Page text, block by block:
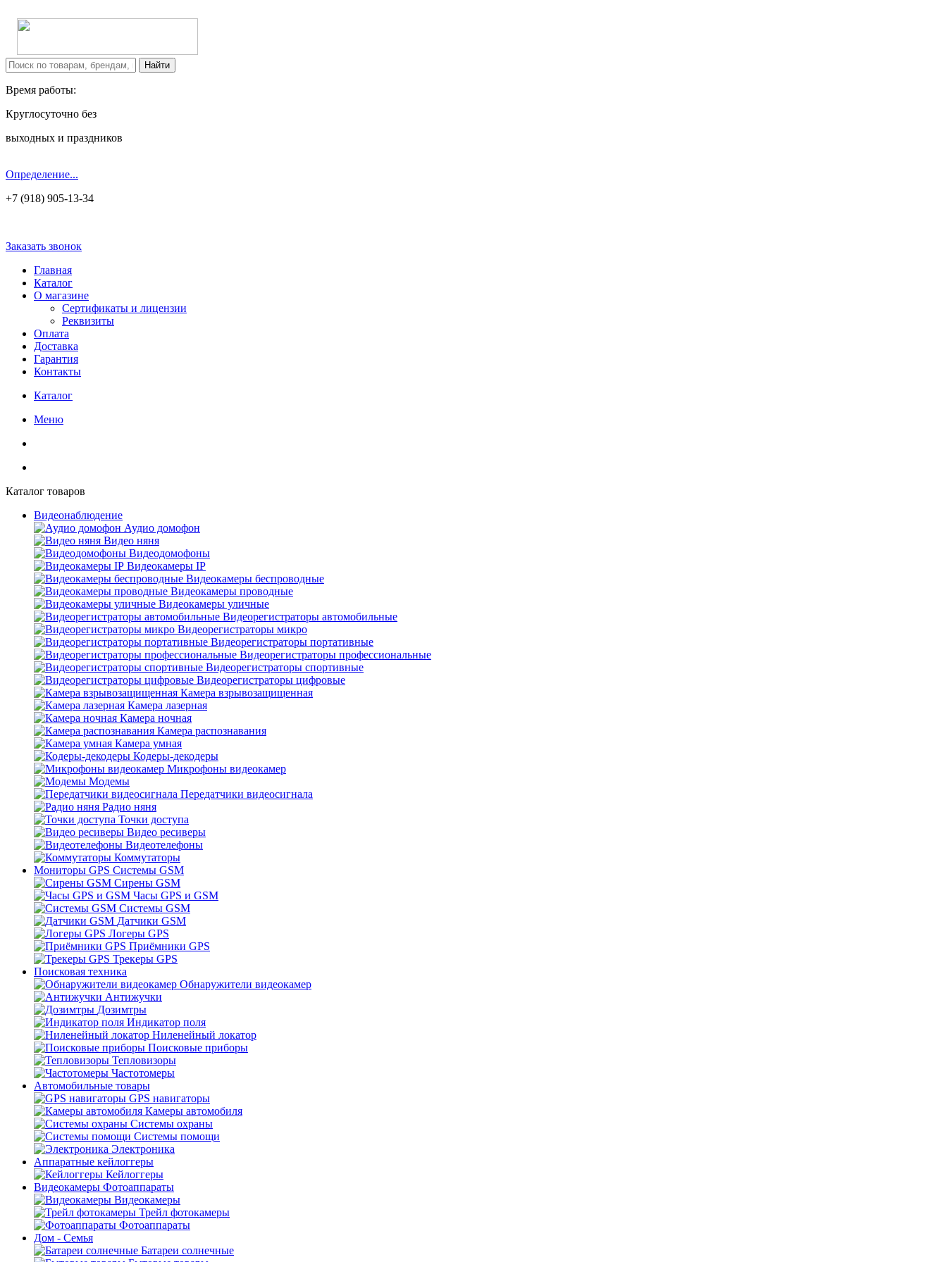
Время работы:
Круглосуточно без
выходных и праздников
Определение...
+7 (918) 905-13-34
Заказать звонок
Главная
Каталог
О магазине
Сертификаты и лицензии
Реквизиты
Оплата
Доставка
Гарантия
Контакты
Каталог
Меню
Каталог товаров
Видеонаблюдение
Аудио домофон
Видео няня
Видеодомофоны
Видеокамеры IP
Видеокамеры беспроводные
Видеокамеры проводные
Видеокамеры уличные
Видеорегистраторы автомобильные
Видеорегистраторы микро
Видеорегистраторы портативные
Видеорегистраторы профессиональные
Видеорегистраторы спортивные
Видеорегистраторы цифровые
Камера взрывозащищенная
Камера лазерная
Камера ночная
Камера распознавания
Камера умная
Кодеры-декодеры
Микрофоны видеокамер
Модемы
Передатчики видеосигнала
Радио няня
Точки доступа
Видео ресиверы
Видеотелефоны
Коммутаторы
Мониторы GPS Системы GSM
Сирены GSM
Часы GPS и GSM
Системы GSM
Датчики GSM
Логеры GPS
Приёмники GPS
Трекеры GPS
Поисковая техника
Обнаружители видеокамер
Антижучки
Дозимтры
Индикатор поля
Ниленейный локатор
Поисковые приборы
Тепловизоры
Частотомеры
Автомобильные товары
GPS навигаторы
Камеры автомобиля
Системы охраны
Системы помощи
Электроника
Аппаратные кейлоггеры
Кейлоггеры
Видеокамеры Фотоаппараты
Видеокамеры
Трейл фотокамеры
Фотоаппараты
Дом - Семья
Батареи солнечные